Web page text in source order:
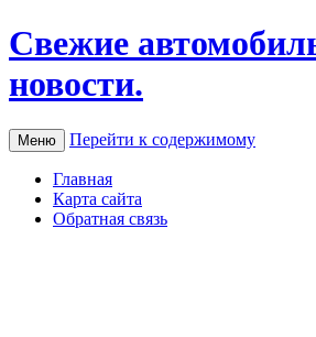
Свежие
новости.
Меню Перейти к содержимому
Главная
Карта сайта
Обратная связь